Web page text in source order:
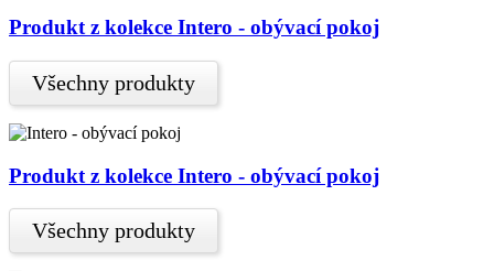
Produkt z kolekce Intero - obývací pokoj
Všechny produkty
Produkt z kolekce Intero - obývací pokoj
Všechny produkty